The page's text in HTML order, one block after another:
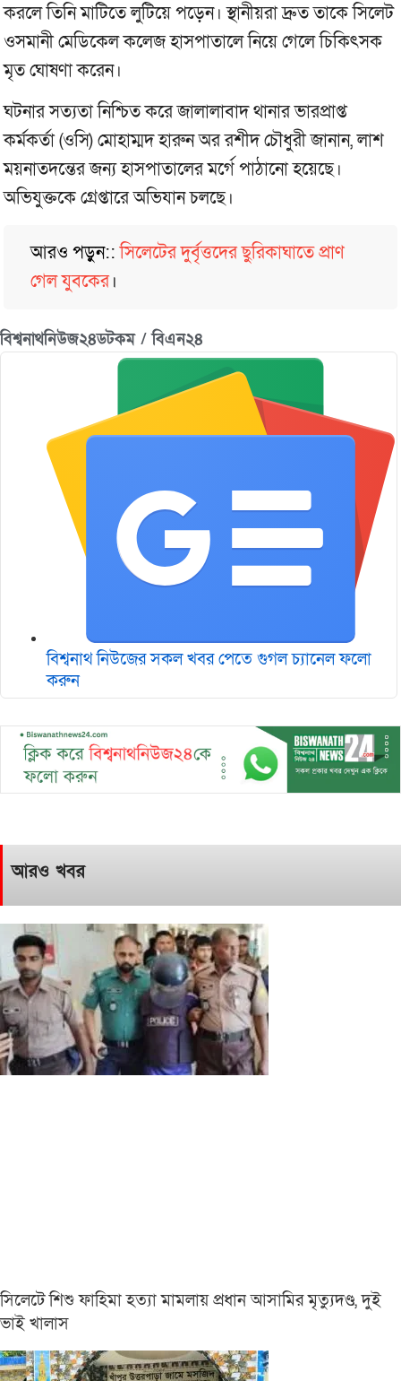
করলে তিনি মাটিতে লুটিয়ে পড়েন। স্থানীয়রা দ্রুত তাকে সিলেট
ওসমানী মেডিকেল কলেজ হাসপাতালে নিয়ে গেলে চিকিৎসক
মৃত ঘোষণা করেন।
ঘটনার সত্যতা নিশ্চিত করে জালালাবাদ থানার ভারপ্রাপ্ত
কর্মকর্তা (ওসি) মোহাম্মদ হারুন অর রশীদ চৌধুরী জানান, লাশ
ময়নাতদন্তের জন্য হাসপাতালের মর্গে পাঠানো হয়েছে।
অভিযুক্তকে গ্রেপ্তারে অভিযান চলছে।
আরও পড়ুন::সিলেটের দুর্বৃত্তদের ছুরিকাঘাতে প্রাণ
গেল যুবকের।
বিশ্বনাথনিউজ২৪ডটকম / বিএন২৪
বিশ্বনাথ নিউজের সকল খবর পেতে গুগল চ‌্যানেল ফলো
করুন
আরও খবর
সিলেটে শিশু ফাহিমা হত্যা মামলায় প্রধান আসামির মৃত্যুদণ্ড, দুই
ভাই খালাস